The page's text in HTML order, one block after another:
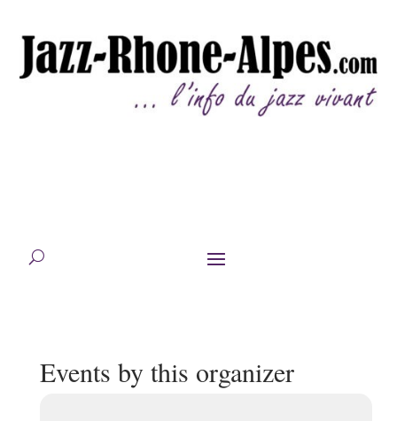
Events by this organizer